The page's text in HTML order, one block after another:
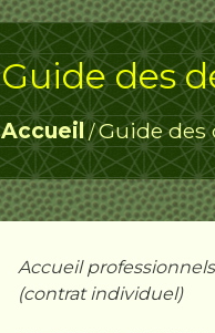
Guide des
Accueil/Guide des
Accueil professionnels
(contrat individuel)